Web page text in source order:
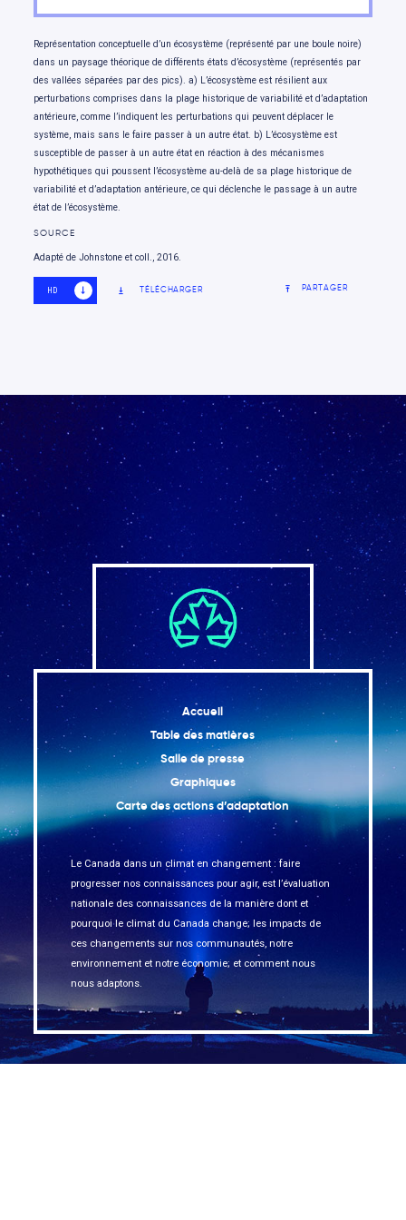
Représentation conceptuelle d’un écosystème (représenté par une boule noire)
dans un paysage théorique de différents états d’écosystème (représentés par
des vallées séparées par des pics). a) L’écosystème est résilient aux
perturbations comprises dans la plage historique de variabilité et d’adaptation
antérieure, comme l’indiquent les perturbations qui peuvent déplacer le
système, mais sans le faire passer à un autre état. b) L’écosystème est
susceptible de passer à un autre état en réaction à des mécanismes
hypothétiques qui poussent l’écosystème au-delà de sa plage historique de
variabilité et d’adaptation antérieure, ce qui déclenche le passage à un autre
état de l’écosystème.
SOURCE
Adapté de Johnstone et coll., 2016.
HD SD TÉLÉCHARGER PARTAGER
Accueil
Table des matières
Salle de presse
Graphiques
Carte des actions d’adaptation
Le Canada dans un climat en changement : faire
progresser nos connaissances pour agir, est l’évaluation
nationale des connaissances de la manière dont et
pourquoi le climat du Canada change; les impacts de
ces changements sur nos communautés, notre
environnement et notre économie; et comment nous
nous adaptons.
observeront des gains et des pertes
2.9
Les secteurs de l’énergie, de la foresterie et de
l’exploitation minière seront particulièrement
affectés par les changements climatiques
2.10
Le tourisme et les secteurs financiers
ressentent les impacts des changements
climatiques
2.11 Aller de l’avant
2.12
Conclusion
Références